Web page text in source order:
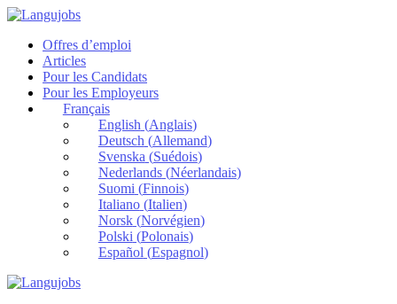
Offres d’emploi
Articles
Pour les Candidats
Pour les Employeurs
Français
English (Anglais)
Deutsch (Allemand)
Svenska (Suédois)
Nederlands(Néerlandais)
Suomi (Finnois)
Italiano(Italien)
Norsk(Norvégien)
Polski (Polonais)
Español (Espagnol)